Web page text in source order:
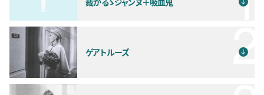
ゲアトルーズ